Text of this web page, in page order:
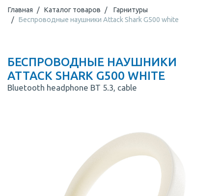
Главная Каталог товаров
Гарнитуры
Беспроводные наушники Attack Shark G500 white
БЕСПРОВОДНЫЕ НАУШНИКИ
ATTACK SHARK G500 WHITE
Bluetooth headphone BT 5.3, cable